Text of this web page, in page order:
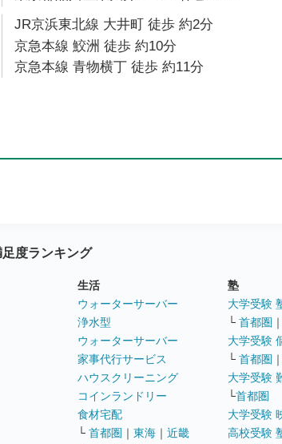
JR京浜東北線 大井町 徒歩 約2分
京急本線 鮫洲 徒歩 約10分
京急本線 青物横丁 徒歩 約11分
度ランキング
生活
ウォーターサーバー
浄水型
ウォーターサーバー
家事代行サービス
ハウスクリーニング
コインランドリー
食材宅配
└ 首都圏 ｜ 東海 ｜ 近畿
塾
大学受験
└ 首都圏 ｜
大学受験
└ 首都圏 ｜
大学受験
└首都圏
大学受験
高校受験